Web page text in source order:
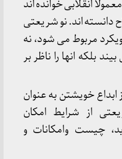
انقلابی خوانده اند
دانسته اند. نو شریعتی
مربوط می شود، نه
بلکه انها را ناظر بر
خویشتن به عنوان
از شرایط امکان
چیست وامکانات و